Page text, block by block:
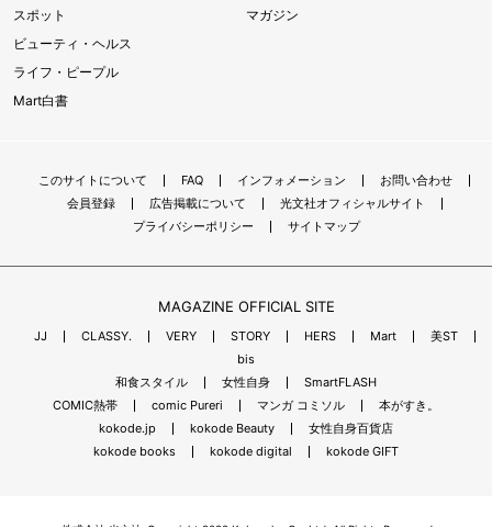
スポット
ビューティ・ヘルス
ライフ・ピープル
Mart白書
マガジン
このサイトについて FAQ インフォメーション
お問い合わせ
会員登録
広告掲載について
光文社オフィシャルサイト
プライバシーポリシー
サイトマップ
MAGAZINE OFFICIAL SITE
JJ CLASSY. VERY STORY HERS Mart
美ST
bis
和食スタイル
女性自身
SmartFLASH
COMIC熱帯
comic Pureri マンガ コミソル
本がすき。
kokode.jp
kokode Beauty
女性自身百貨店
kokode books
kokode digital kokode GIFT